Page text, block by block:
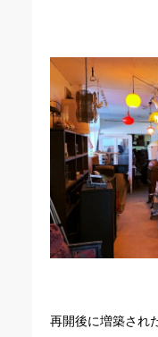
再開後に増築され